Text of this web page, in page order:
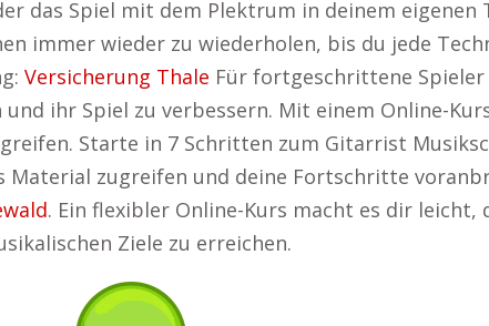
das Spiel mit dem Plektrum in deinem eigenen
immer wieder zu wiederholen, bis du jede
Versicherung Thale Für fortgeschrittene
ihr Spiel zu verbessern. Mit einem Online-
Starte in 7 Schritten zum Gitarrist
zugreifen und deine Fortschritte
. Ein flexibler Online-Kurs macht es dir leicht,
Ziele zu erreichen.